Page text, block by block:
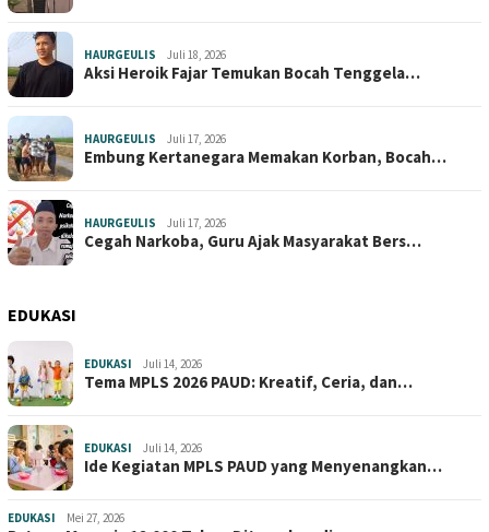
HAURGEULIS Juli 18, 2026
Aksi Heroik Fajar Temukan Bocah Tenggela…
HAURGEULIS Juli 17, 2026
Embung Kertanegara Memakan Korban, Bocah…
HAURGEULIS Juli 17, 2026
Cegah Narkoba, Guru Ajak Masyarakat Bers…
EDUKASI
EDUKASI Juli 14, 2026
Tema MPLS 2026 PAUD: Kreatif, Ceria, dan…
EDUKASI Juli 14, 2026
Ide Kegiatan MPLS PAUD yang Menyenangkan…
EDUKASI Mei 27, 2026